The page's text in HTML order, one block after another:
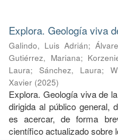
Explora. Geología viva
Galindo, Luis Adrián;
Gutiérrez, Mariana;
Laura; Sánchez, Laura;
Xavier (2025)
Explora. Geología viva de
dirigida al público general,
es acercar, de forma
científico actualizado sobre